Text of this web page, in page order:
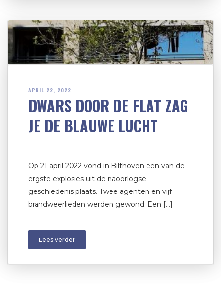
APRIL 22, 2022
DWARS DOOR DE FLAT ZAG
JE DE BLAUWE LUCHT
Op 21 april 2022 vond in Bilthoven een van de
ergste explosies uit de naoorlogse
geschiedenis plaats. Twee agenten en vijf
brandweerlieden werden gewond. Een […]
Lees verder